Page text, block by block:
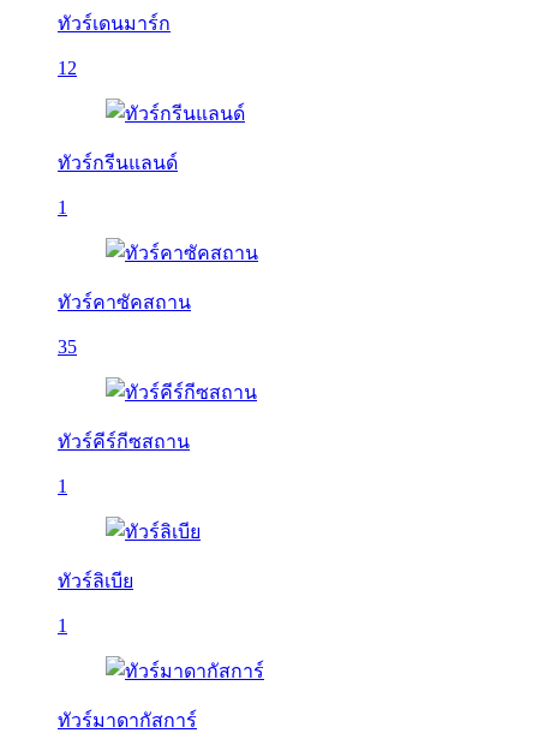
ทัวร์เดนมาร์ก
12
ทัวร์กรีนแลนด์
1
ทัวร์คาซัคสถาน
35
ทัวร์คีร์กีซสถาน
1
ทัวร์ลิเบีย
1
ทัวร์มาดากัสการ์